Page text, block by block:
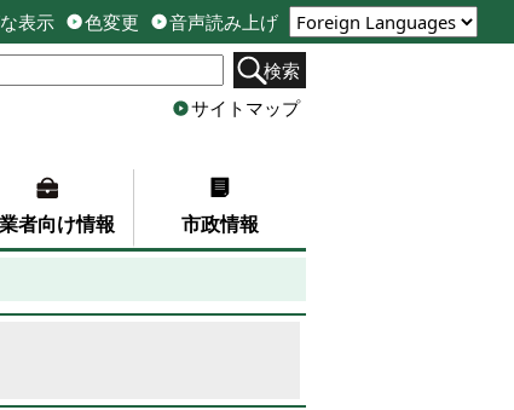
表示 色変更
音声読み上げ
検索
サイトマップ
者向け情報 市政情報